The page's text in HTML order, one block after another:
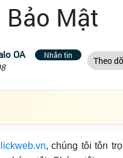
Bảo Mật
OA Nhắn tin Theo
, chúng tôi tôn